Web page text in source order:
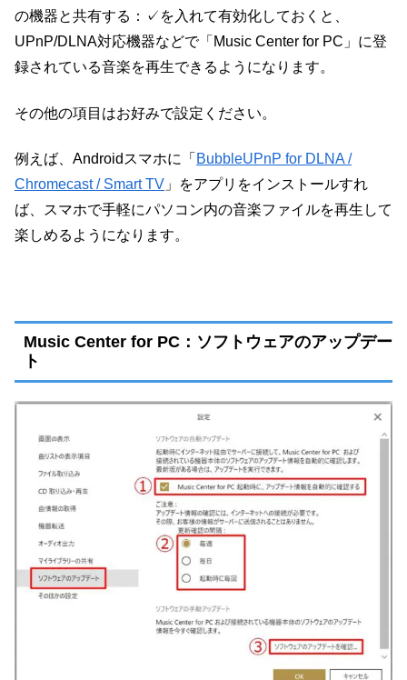
の機器と共有する：✓を入れて有効化しておくと、
UPnP/DLNA対応機器などで「Music Center for PC」に登
録されている音楽を再生できるようになります。
その他の項目はお好みで設定ください。
例えば、Androidスマホに「 BubbleUPnP for DLNA /
Chromecast / Smart TV 」をアプリをインストールすれ
ば、スマホで手軽にパソコン内の音楽ファイルを再生して
楽しめるようになります。
Music Center for PC：ソフトウェアのアップデー
ト